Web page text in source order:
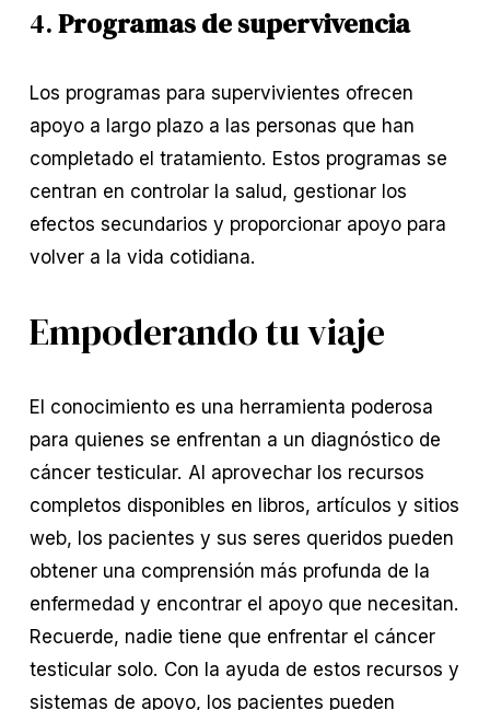
4.Programas de supervivencia
Los programas para supervivientes ofrecen
apoyo a largo plazo a las personas que han
completado el tratamiento. Estos programas se
centran en controlar la salud, gestionar los
efectos secundarios y proporcionar apoyo para
volver a la vida cotidiana.
Empoderando tu viaje
El conocimiento es una herramienta poderosa
para quienes se enfrentan a un diagnóstico de
cáncer testicular. Al aprovechar los recursos
completos disponibles en libros, artículos y sitios
web, los pacientes y sus seres queridos pueden
obtener una comprensión más profunda de la
enfermedad y encontrar el apoyo que necesitan.
Recuerde, nadie tiene que enfrentar el cáncer
testicular solo. Con la ayuda de estos recursos y
sistemas de apoyo, los pacientes pueden